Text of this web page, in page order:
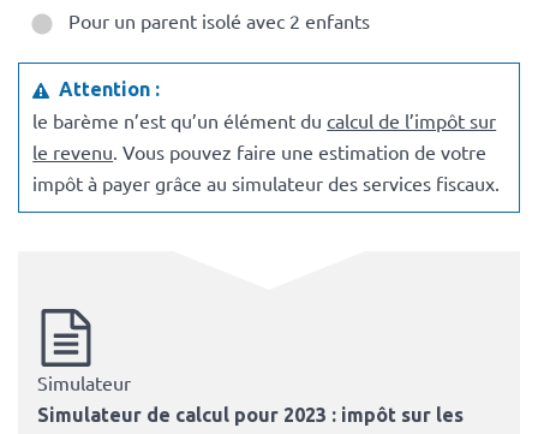
Pour un parent isolé avec 2 enfants
Attention :
le barème n’est qu’un élément ducalcul de l’impôt sur
le revenu . Vous pouvez faire une estimation de votre
impôt à payer grâce au simulateur des services fiscaux.
Simulateur
Simulateur de calcul pour 2023 : impôt sur les